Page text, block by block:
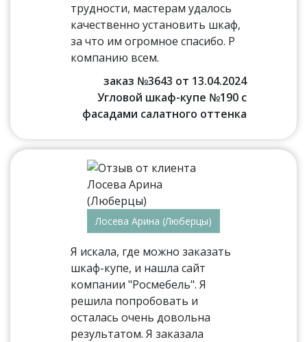
трудности, мастерам удалось
качественно установить шкаф,
за что им огромное спасибо. Р
компанию всем.
заказ №3643 от 13.04.2024
Угловой шкаф-купе №190 с
фасадами салатного оттенка
Лосева Арина (Люберцы)
Я искала, где можно заказать
шкаф-купе, и нашла сайт
компании "Росмебель". Я
решила попробовать и
осталась очень довольна
результатом. Я заказала